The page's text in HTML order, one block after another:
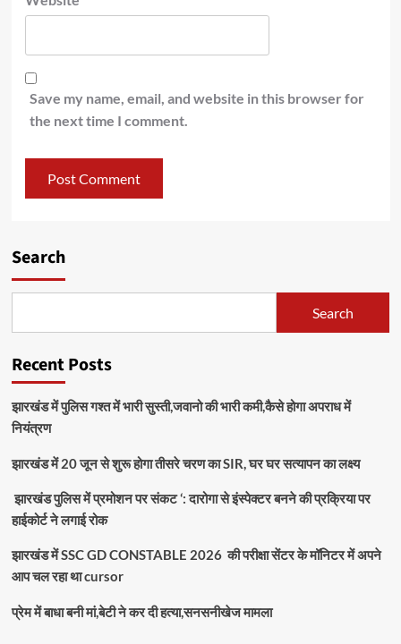
Save my name, email, and website in this browser for
the next time I comment.
Search
Search
Recent Posts
झारखंड में पुलिस गश्त में भारी सुस्ती,जवानो की भारी कमी,कैसे होगा अपराध में
नियंत्रण
झारखंड में 20 जून से शुरू होगा तीसरे चरण का SIR, घर घर सत्यापन का लक्ष्य
झारखंड पुलिस में प्रमोशन पर संकट ‘: दारोगा से इंस्पेक्टर बनने की प्रक्रिया पर
हाईकोर्ट ने लगाई रोक
झारखंड में SSC GD CONSTABLE 2026 की परीक्षा सेंटर के मॉनिटर में अपने
आप चल रहा था cursor
प्रेम में बाधा बनी मां,बेटी ने कर दी हत्या,सनसनीखेज मामला